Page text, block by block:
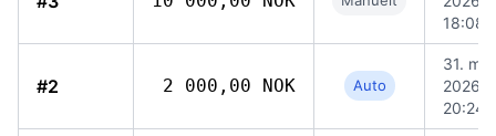
18:08
#2 2 000,00 NOK Auto
31. mai
2026,
20:24